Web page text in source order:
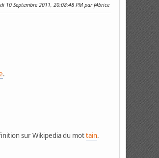
10 Septembre 2011, 20:08:48 PM par f4brice
.
sur Wikipedia du mottain.